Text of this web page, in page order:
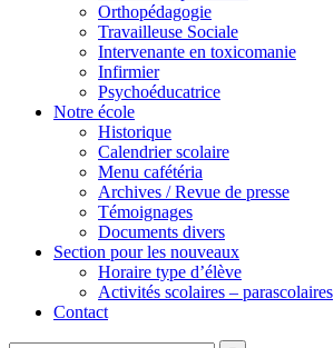
Orthopédagogie
Travailleuse Sociale
Intervenante en toxicomanie
Infirmier
Psychoéducatrice
Notre école
Historique
Calendrier scolaire
Menu cafétéria
Archives / Revue de presse
Témoignages
Documents divers
Section pour les nouveaux
Horaire type d’élève
Activités scolaires – parascolaires
Contact